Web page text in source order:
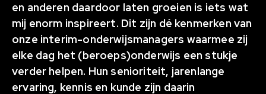
en anderen daardoor laten groeien is iets wat
mij enorm inspireert. Dit zijn dé kenmerken van
onze interim-onderwijsmanagers waarmee zij
elke dag het (beroeps)onderwijs een stukje
verder helpen. Hun senioriteit, jarenlange
ervaring, kennis en kunde zijn daarin